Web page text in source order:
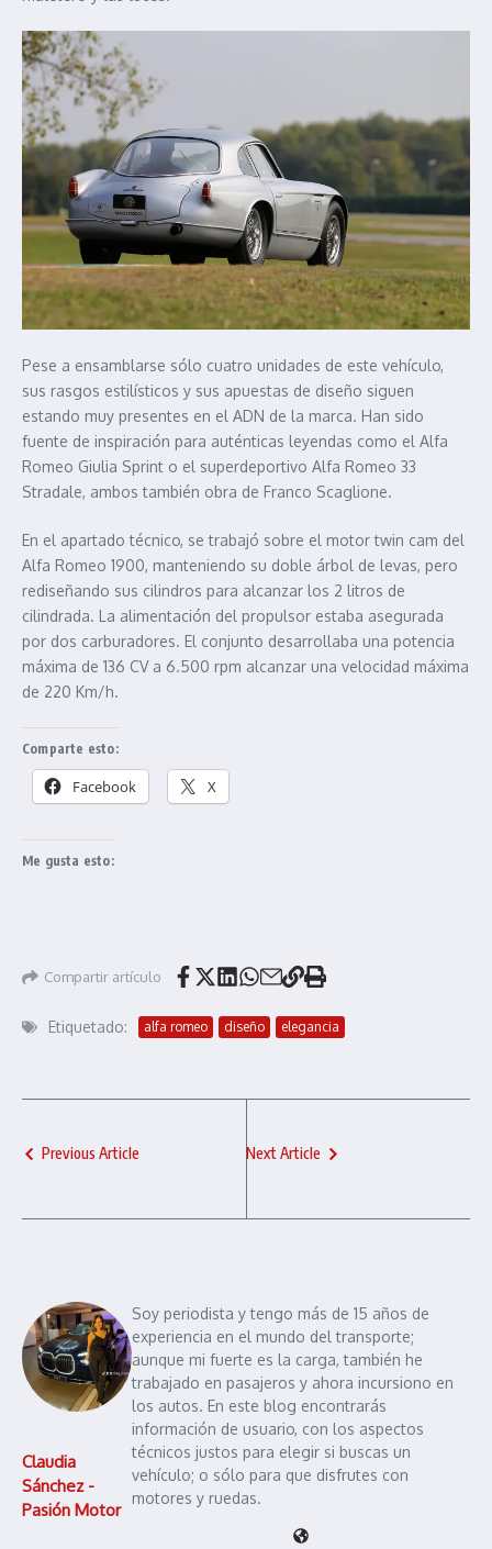
Pese a ensamblarse sólo cuatro unidades de este vehículo,
sus rasgos estilísticos y sus apuestas de diseño siguen
estando muy presentes en el ADN de la marca. Han sido
fuente de inspiración para auténticas leyendas como el Alfa
Romeo Giulia Sprint o el superdeportivo Alfa Romeo 33
Stradale, ambos también obra de Franco Scaglione.
En el apartado técnico, se trabajó sobre el motor twin cam del
Alfa Romeo 1900, manteniendo su doble árbol de levas, pero
rediseñando sus cilindros para alcanzar los 2 litros de
cilindrada. La alimentación del propulsor estaba asegurada
por dos carburadores. El conjunto desarrollaba una potencia
máxima de 136 CV a 6.500 rpm alcanzar una velocidad máxima
de 220 Km/h.
Comparte esto:
Facebook X
Me gusta esto:
Compartir artículo
Etiquetado: alfa romeo diseño elegancia
Previous Article Next Article
Claudia
Sánchez -
Pasión Motor
Soy periodista y tengo más de 15 años de
experiencia en el mundo del transporte;
aunque mi fuerte es la carga, también he
trabajado en pasajeros y ahora incursiono en
los autos. En este blog encontrarás
información de usuario, con los aspectos
técnicos justos para elegir si buscas un
vehículo; o sólo para que disfrutes con
motores y ruedas.